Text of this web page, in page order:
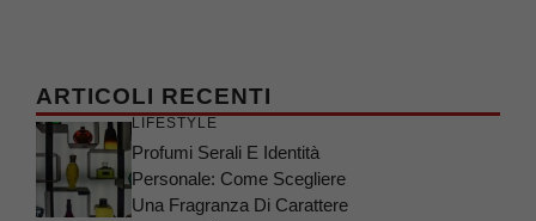
ARTICOLI RECENTI
LIFESTYLE
Profumi Serali E Identità
Personale: Come Scegliere
Una Fragranza Di Carattere